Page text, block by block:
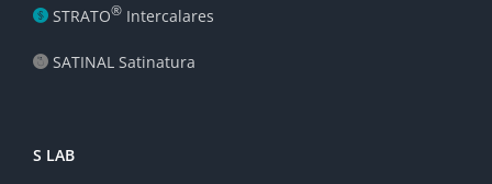
STRATO® Intercalares
SATINAL Satinatura
S LAB